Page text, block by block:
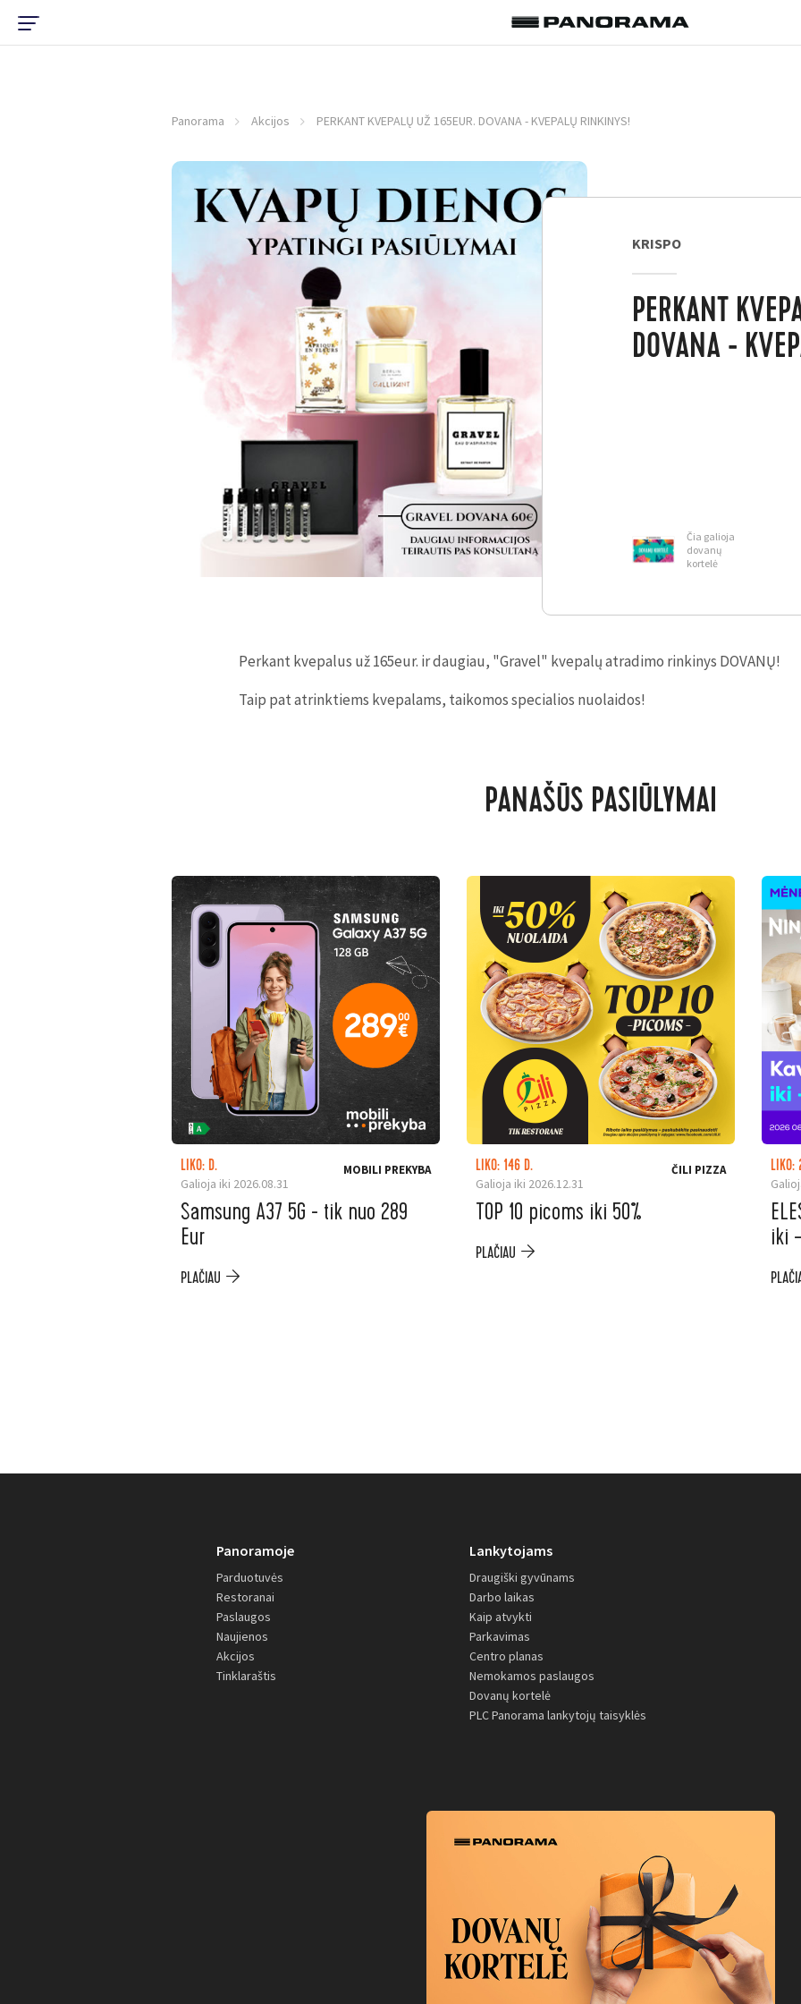
Panorama Akcijos PERKANT KVEPALŲ UŽ 165EUR. DOVANA - KVEPALŲ RINKINYS!
KRISPO
PERKANT
DOVANA -
Čia galioja
dovanų
kortelė
Perkant kvepalus už 165eur. ir daugiau, "Gravel" kvepalų atradimo rinkinys DOVANŲ!
Taip pat atrinktiems kvepalams, taikomos specialios nuolaidos!
PANAŠŪS PASIŪLYMAI
LIKO: D.
Galioja iki 2026.08.31
MOBILI PREKYBA
Samsung A37 5G - tik nuo 289
Eur
PLAČIAU
LIKO: 146 D.
Galioja iki 2026.12.31
ČILI PIZZA
TOP 10 picoms iki 50%
PLAČIAU
LIKO:
iki
Panoramoje
Parduotuvės
Restoranai
Paslaugos
Naujienos
Akcijos
Tinklaraštis
Lankytojams
Draugiški gyvūnams
Darbo laikas
Kaip atvykti
Parkavimas
Centro planas
Nemokamos paslaugos
Dovanų kortelė
PLC Panorama lankytojų taisyklės